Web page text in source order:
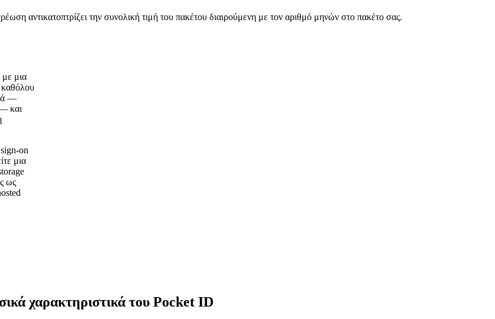
αντικατοπτρίζει την συνολική τιμή του πακέτου διαιρούμενη με τον αριθμό μηνών στο πακέτο σας.
με μια
καθόλου
—
και
on
μια
ως
χαρακτηριστικά του Pocket ID